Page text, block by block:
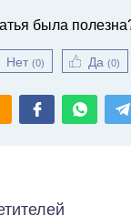
была
Нет (0) Да (0)